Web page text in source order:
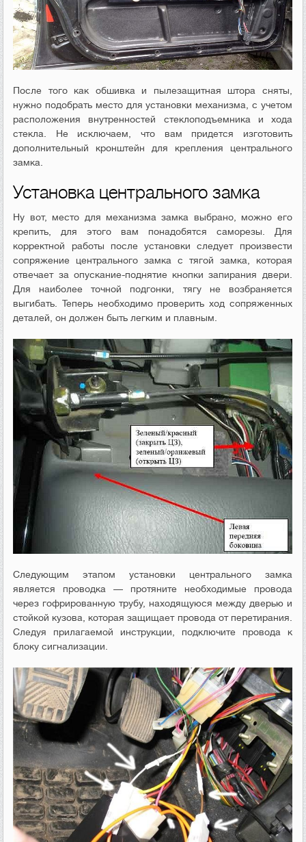
После того как обшивка и пылезащитная штора сняты,
нужно подобрать место для установки механизма, с учетом
расположения внутренностей стеклоподъемника и хода
стекла. Не исключаем, что вам придется изготовить
дополнительный кронштейн для крепления центрального
замка.
Установка центрального замка
Ну вот, место для механизма замка выбрано, можно его
крепить, для этого вам понадобятся саморезы. Для
корректной работы после установки следует произвести
сопряжение центрального замка с тягой замка, которая
отвечает за опускание-поднятие кнопки запирания двери.
Для наиболее точной подгонки, тягу не возбраняется
выгибать. Теперь необходимо проверить ход сопряженных
деталей, он должен быть легким и плавным.
Следующим этапом установки центрального замка
является проводка — протяните необходимые провода
через гофрированную трубу, находящуюся между дверью и
стойкой кузова, которая защищает провода от перетирания.
Следуя прилагаемой инструкции, подключите провода к
блоку сигнализации.